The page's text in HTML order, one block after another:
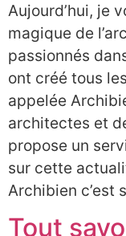
Aujourd’hui, je
magique de
passionnés
ont créé tous
appelée
architectes et
propose un
sur cette
Archibien c’est
Tout
Pour ne
J'ai lu et